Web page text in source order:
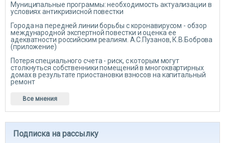
Муниципальные программы: необходимость актуализации в
условиях антикризисной повестки
Города на передней линии борьбы с коронавирусом - обзор
международной экспертной повестки и оценка ее
адекватности российским реалиям. А.С.Пузанов, К.В.Боброва
(приложение)
Потеря специального счета - риск, с которым могут
столкнуться собственники помещений в многоквартирных
домах в результате приостановки взносов на капитальный
ремонт
Все мнения
Подписка на рассылку